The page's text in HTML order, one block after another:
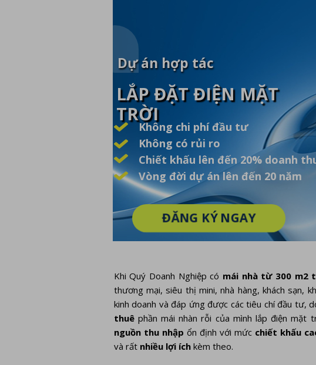
Khi Quý Doanh Nghiệp có mái nhà từ 300 m2
thương mại, siêu thị mini, nhà hàng, khách sạn,
kinh doanh và đáp ứng được các tiêu chí đầu tư,
thuêphần mái nhàn rỗi của mình lắp điện mặt
nguồn thu nhập ổn định với mức chiết khấu
và rất nhiều lợi íchkèm theo.
ĐĂNG KÝ NGAY
Không chi phí đầu tư
Không có rủi ro
Chiết khấu lên đến 20% doanh
Vòng đời dự án lên đến 20 năm
LẮP ĐẶT ĐIỆN MẶT
TRỜI
Dự án hợp tác